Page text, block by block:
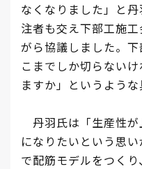
なくなりました」と
注者も交え下部工施
がら協議しました。
こまでしか切らない
ますか」というよう
丹羽氏は「生産性が
になりたいという思
で配筋モデルをつく